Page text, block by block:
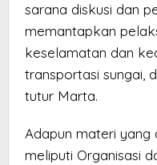
sarana diskusi dan
memantapkan
keselamatan dan
transportasi sungai,
tutur Marta.
Adapun materi yang
meliputi Organisasi